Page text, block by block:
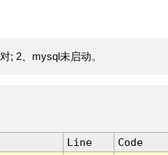
; 2、mysql未启动。
Line
Code